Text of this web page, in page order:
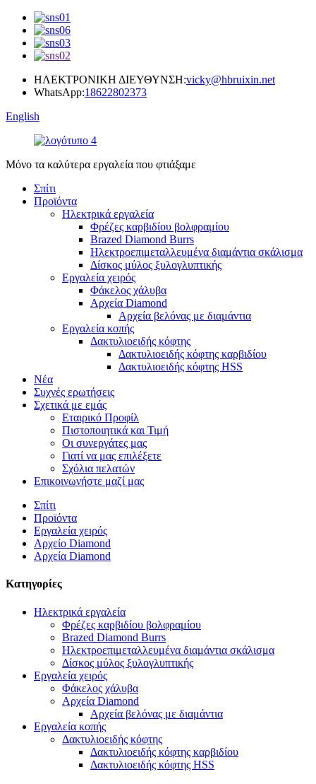
ΗΛΕΚΤΡΟΝΙΚΗ ΔΙΕΥΘΥΝΣΗ:vicky@hbruixin.net
WhatsApp:18622802373
English
Μόνο τα καλύτερα εργαλεία που φτιάξαμε
Σπίτι
Προϊόντα
Ηλεκτρικά εργαλεία
Φρέζες καρβιδίου βολφραμίου
Brazed Diamond Burrs
Ηλεκτροεπιμεταλλευμένα διαμάντια σκάλισμα
Δίσκος μύλος ξυλογλυπτικής
Εργαλεία χειρός
Φάκελος χάλυβα
Αρχεία Diamond
Αρχεία βελόνας με διαμάντια
Εργαλεία κοπής
Δακτυλιοειδής κόφτης
Δακτυλιοειδής κόφτης καρβιδίου
Δακτυλιοειδής κόφτης HSS
Νέα
Συχνές ερωτήσεις
Σχετικά με εμάς
Εταιρικό Προφίλ
Πιστοποιητικά και Τιμή
Οι συνεργάτες μας
Γιατί να μας επιλέξετε
Σχόλια πελατών
Επικοινωνήστε μαζί μας
Σπίτι
Προϊόντα
Εργαλεία χειρός
Αρχείο Diamond
Αρχεία Diamond
Κατηγορίες
Ηλεκτρικά εργαλεία
Φρέζες καρβιδίου βολφραμίου
Brazed Diamond Burrs
Ηλεκτροεπιμεταλλευμένα διαμάντια σκάλισμα
Δίσκος μύλος ξυλογλυπτικής
Εργαλεία χειρός
Φάκελος χάλυβα
Αρχεία Diamond
Αρχεία βελόνας με διαμάντια
Εργαλεία κοπής
Δακτυλιοειδής κόφτης
Δακτυλιοειδής κόφτης καρβιδίου
Δακτυλιοειδής κόφτης HSS